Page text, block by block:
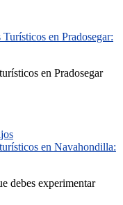
en Pradosegar:
en Pradosegar
en Navahondilla:
debes experimentar